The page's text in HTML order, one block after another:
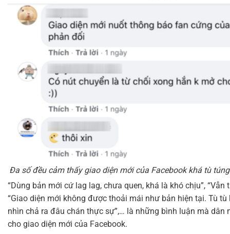
Đa số đều cảm thấy giao diện mới của Facebook khá tù
“Dùng bản mới cứ lag lag, chưa quen, khá là khó chịu”, “Vẫn
“Giao diện mới không được thoải mái như bản hiện tại. Tù tù
nhìn chả ra đâu chán thực sự”,… là những bình luận mà dân
cho giao diện mới của Facebook.